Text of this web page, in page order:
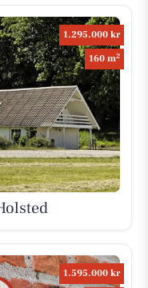
1.295.000 kr
160 m2
1.595.000 kr